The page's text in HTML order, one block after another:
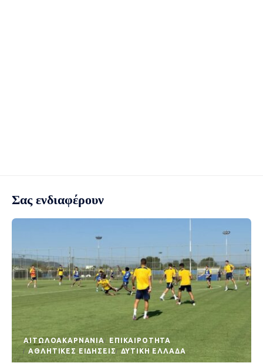
Σας ενδιαφέρουν
AΙΤΩΛΟΑΚΑΡΝΑΝΊΑ
EΠΙΚΑΙΡΌΤΗΤΑ
ΑΘΛΗΤΙΚΈΣ ΕΙΔΉΣΕΙΣ
ΔΥΤΙΚΉ ΕΛΛΆΔΑ